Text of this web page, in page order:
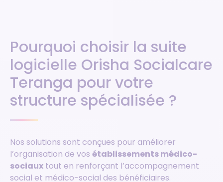
Pourquoi choisir la suite
logicielle Orisha Socialcare
Teranga pour votre
structure spécialisée ?
Nos solutions sont conçues pour améliorer
l’organisation de vos établissements médico-
sociaux tout en renforçant l’accompagnement
social et médico-social des bénéficiaires.